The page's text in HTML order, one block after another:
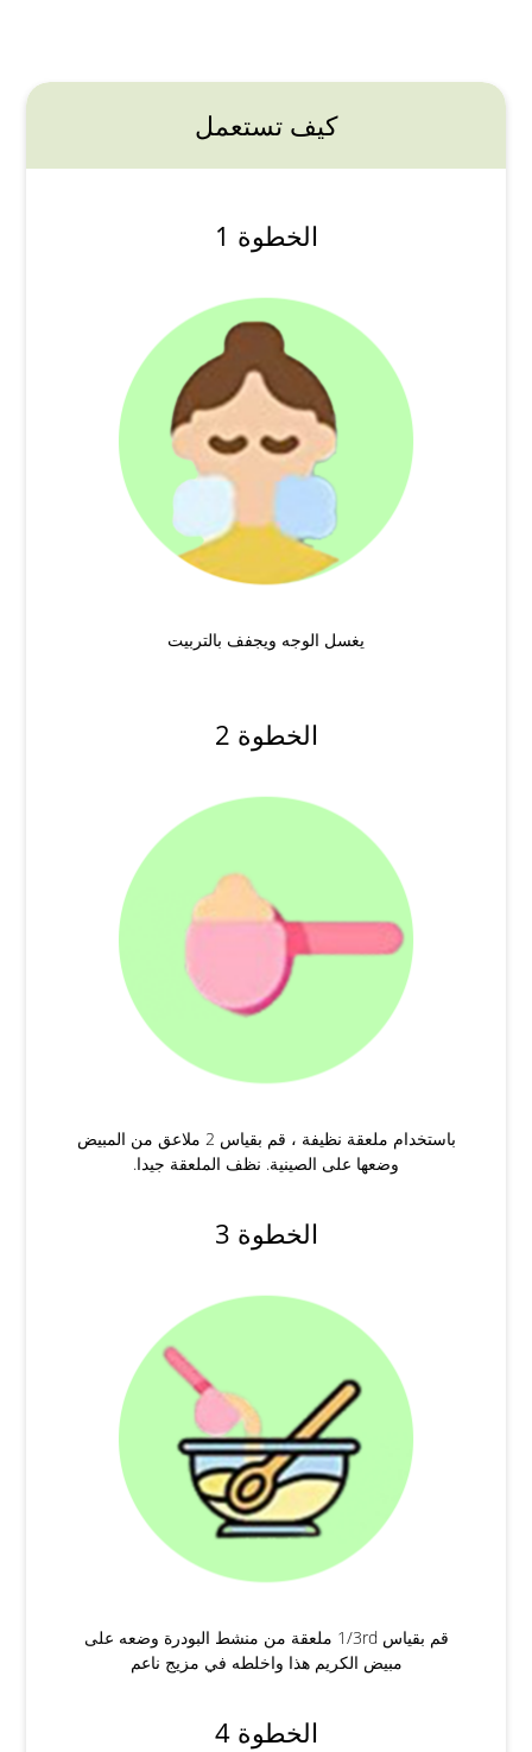
كيف تستعمل
الخطوة 1
يغسل الوجه ويجفف بالتربيت
الخطوة 2
باستخدام ملعقة نظيفة ، قم بقياس 2 ملاعق من المبيض
وضعها على الصينية. نظف الملعقة جيدا.
الخطوة 3
قم بقياس 1/3rd ملعقة من منشط البودرة وضعه على
مبيض الكريم هذا واخلطه في مزيج ناعم
الخطوة 4